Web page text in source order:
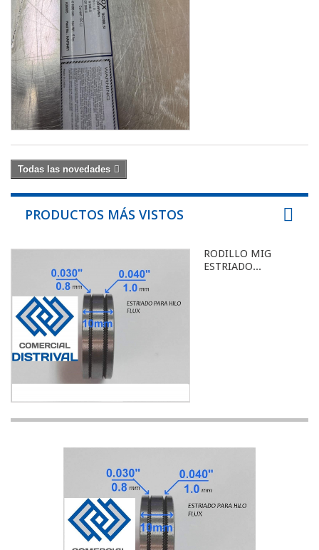
Todas las novedades
PRODUCTOS MÁS VISTOS
RODILLO MIG
ESTRIADO...